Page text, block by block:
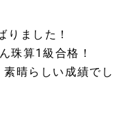
ました！
珠算1級合格！
晴らしい成績でし